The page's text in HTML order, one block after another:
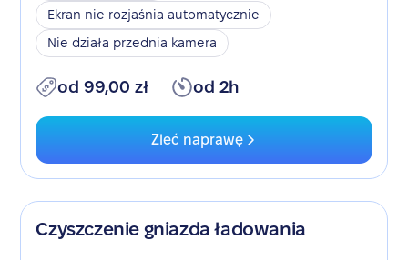
Ekran nie rozjaśnia automatycznie
Nie działa przednia kamera
od 99,00 zł od 2h
Zleć naprawę
Czyszczenie gniazda ładowania